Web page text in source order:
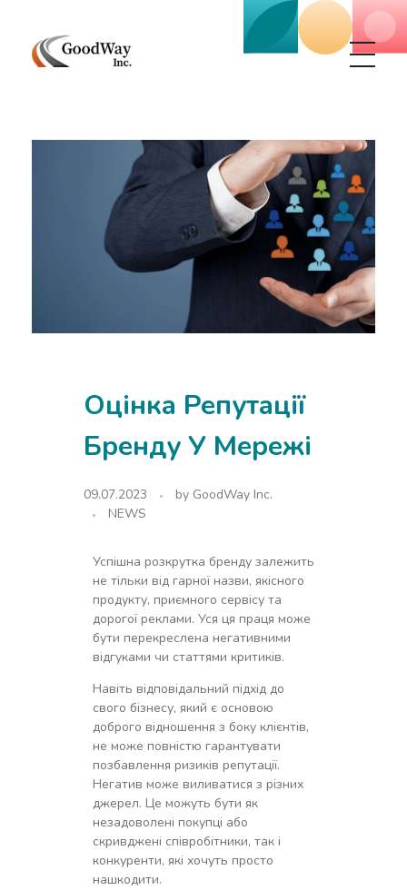
Оцінка Репутації
Бренду У Мережі
09.07.2023 by GoodWay Inc.
NEWS
Успішна розкрутка бренду залежить
не тільки від гарної назви, якісного
продукту, приємного сервісу та
дорогої реклами. Уся ця праця може
бути перекреслена негативними
відгуками чи статтями критиків.
Навіть відповідальний підхід до
свого бізнесу, який є основою
доброго відношення з боку клієнтів,
не може повністю гарантувати
позбавлення ризиків репутації.
Негатив може виливатися з різних
джерел. Це можуть бути як
незадоволені покупці або
скривджені співробітники, так і
конкуренти, які хочуть просто
нашкодити.